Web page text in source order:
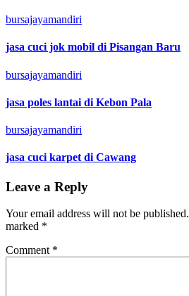
bursajayamandiri
jasa cuci jok mobil di Pisangan Baru
bursajayamandiri
jasa poles lantai di Kebon Pala
bursajayamandiri
jasa cuci karpet di Cawang
Leave a Reply
Your email address will not be published.
marked *
Comment *